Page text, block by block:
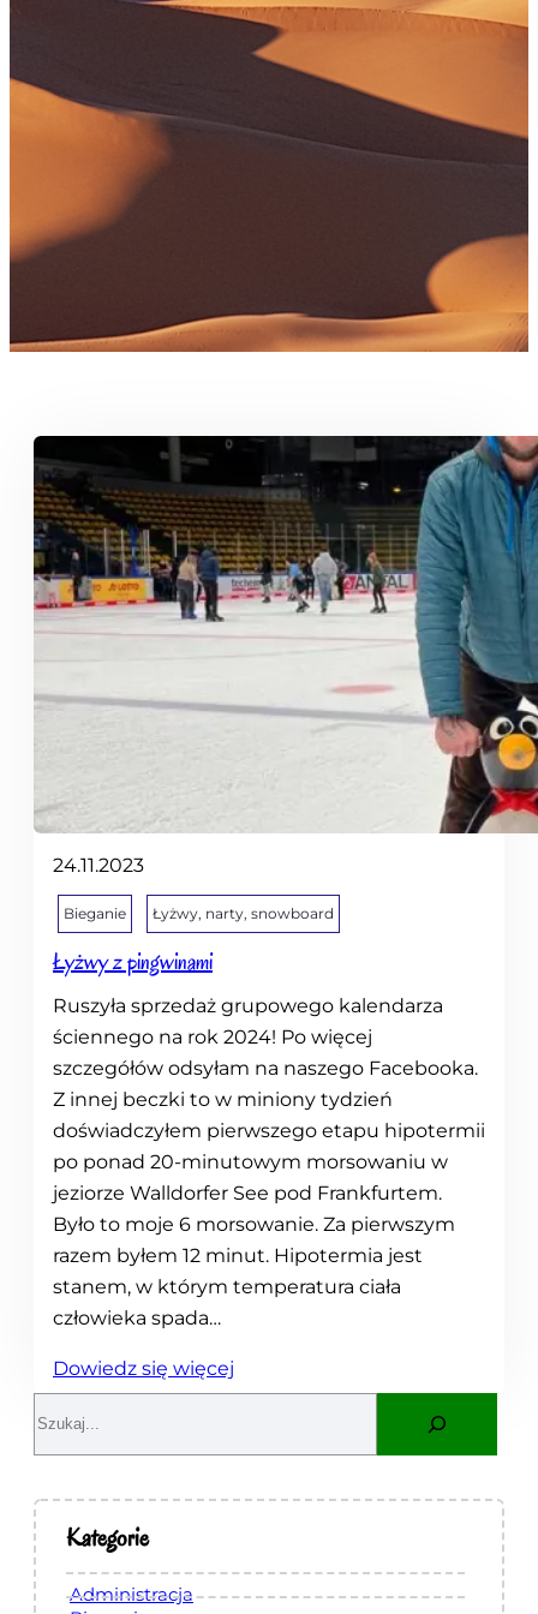
24.11.2023
Bieganie Łyżwy, narty, snowboard
Łyżwy z pingwinami
Ruszyła sprzedaż grupowego kalendarza
ściennego na rok 2024! Po więcej
szczegółów odsyłam na naszego Facebooka.
Z innej beczki to w miniony tydzień
doświadczyłem pierwszego etapu hipotermii
po ponad 20-minutowym morsowaniu w
jeziorze Walldorfer See pod Frankfurtem.
Było to moje 6 morsowanie. Za pierwszym
razem byłem 12 minut. Hipotermia jest
stanem, w którym temperatura ciała
człowieka spada…
Dowiedz się więcej
Ł
ż
r
c
h
Kategorie
Administracja